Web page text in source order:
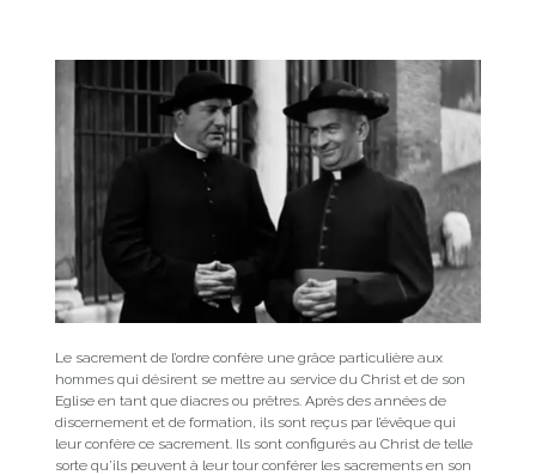
Le sacrement de l’ordre confère une grâce particulière aux
hommes qui désirent se mettre au service du Christ et de son
Eglise en tant que diacres ou prêtres. Après des années de
discernement et de formation, ils sont reçus par l’évêque qui
leur confère ce sacrement. Ils sont configurés au Christ de telle
sorte qu’ils peuvent à leur tour conférer les sacrements en son